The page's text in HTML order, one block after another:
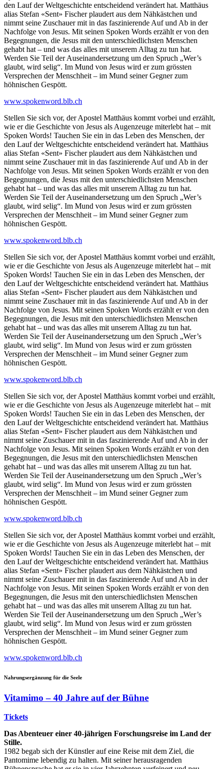
den Lauf der Weltgeschichte entscheidend verändert hat. Matthäus
alias Stefan «Sent» Fischer plaudert aus dem Nähkästchen und
nimmt seine Zuschauer mit in das faszinierende Auf und Ab in der
Nachfolge von Jesus. Mit seinen Spoken Words erzählt er von den
Begegnungen, die Jesus mit den unterschiedlichsten Menschen
gehabt hat – und was das alles mit unserem Alltag zu tun hat.
Werden Sie Teil der Auseinandersetzung um den Spruch „Wer’s
glaubt, wird selig“. Im Mund von Jesus wird er zum grössten
Versprechen der Menschheit – im Mund seiner Gegner zum
höhnischen Gespött.
www.spokenword.blb.ch
Stellen Sie sich vor, der Apostel Matthäus kommt vorbei und erzählt,
wie er die Geschichte von Jesus als Augenzeuge miterlebt hat – mit
Spoken Words! Tauchen Sie ein in das Leben des Menschen, der
den Lauf der Weltgeschichte entscheidend verändert hat. Matthäus
alias Stefan «Sent» Fischer plaudert aus dem Nähkästchen und
nimmt seine Zuschauer mit in das faszinierende Auf und Ab in der
Nachfolge von Jesus. Mit seinen Spoken Words erzählt er von den
Begegnungen, die Jesus mit den unterschiedlichsten Menschen
gehabt hat – und was das alles mit unserem Alltag zu tun hat.
Werden Sie Teil der Auseinandersetzung um den Spruch „Wer’s
glaubt, wird selig“. Im Mund von Jesus wird er zum grössten
Versprechen der Menschheit – im Mund seiner Gegner zum
höhnischen Gespött.
www.spokenword.blb.ch
Stellen Sie sich vor, der Apostel Matthäus kommt vorbei und erzählt,
wie er die Geschichte von Jesus als Augenzeuge miterlebt hat – mit
Spoken Words! Tauchen Sie ein in das Leben des Menschen, der
den Lauf der Weltgeschichte entscheidend verändert hat. Matthäus
alias Stefan «Sent» Fischer plaudert aus dem Nähkästchen und
nimmt seine Zuschauer mit in das faszinierende Auf und Ab in der
Nachfolge von Jesus. Mit seinen Spoken Words erzählt er von den
Begegnungen, die Jesus mit den unterschiedlichsten Menschen
gehabt hat – und was das alles mit unserem Alltag zu tun hat.
Werden Sie Teil der Auseinandersetzung um den Spruch „Wer’s
glaubt, wird selig“. Im Mund von Jesus wird er zum grössten
Versprechen der Menschheit – im Mund seiner Gegner zum
höhnischen Gespött.
www.spokenword.blb.ch
Stellen Sie sich vor, der Apostel Matthäus kommt vorbei und erzählt,
wie er die Geschichte von Jesus als Augenzeuge miterlebt hat – mit
Spoken Words! Tauchen Sie ein in das Leben des Menschen, der
den Lauf der Weltgeschichte entscheidend verändert hat. Matthäus
alias Stefan «Sent» Fischer plaudert aus dem Nähkästchen und
nimmt seine Zuschauer mit in das faszinierende Auf und Ab in der
Nachfolge von Jesus. Mit seinen Spoken Words erzählt er von den
Begegnungen, die Jesus mit den unterschiedlichsten Menschen
gehabt hat – und was das alles mit unserem Alltag zu tun hat.
Werden Sie Teil der Auseinandersetzung um den Spruch „Wer’s
glaubt, wird selig“. Im Mund von Jesus wird er zum grössten
Versprechen der Menschheit – im Mund seiner Gegner zum
höhnischen Gespött.
www.spokenword.blb.ch
Stellen Sie sich vor, der Apostel Matthäus kommt vorbei und erzählt,
wie er die Geschichte von Jesus als Augenzeuge miterlebt hat – mit
Spoken Words! Tauchen Sie ein in das Leben des Menschen, der
den Lauf der Weltgeschichte entscheidend verändert hat. Matthäus
alias Stefan «Sent» Fischer plaudert aus dem Nähkästchen und
nimmt seine Zuschauer mit in das faszinierende Auf und Ab in der
Nachfolge von Jesus. Mit seinen Spoken Words erzählt er von den
Begegnungen, die Jesus mit den unterschiedlichsten Menschen
gehabt hat – und was das alles mit unserem Alltag zu tun hat.
Werden Sie Teil der Auseinandersetzung um den Spruch „Wer’s
glaubt, wird selig“. Im Mund von Jesus wird er zum grössten
Versprechen der Menschheit – im Mund seiner Gegner zum
höhnischen Gespött.
www.spokenword.blb.ch
Nahrungsergänzung für die Seele
Vitamimo – 40 Jahre auf der Bühne
Tickets
Das Abenteuer einer 40-jährigen Forschungsreise im Land der
Stille.
1982 begab sich der Künstler auf eine Reise mit dem Ziel, die
Pantomime lebendig zu halten. Mit seiner herausragenden